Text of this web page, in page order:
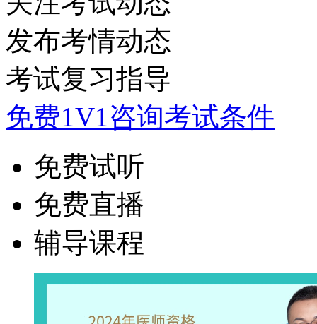
发布考情动态
考试复习指导
免费1V1咨询考试条件
免费试听
免费直播
辅导课程